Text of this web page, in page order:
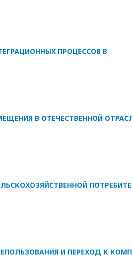
ПРОЦЕССОВ В
В ОТЕЧЕСТВЕННОЙ
И ПЕРЕХОД К